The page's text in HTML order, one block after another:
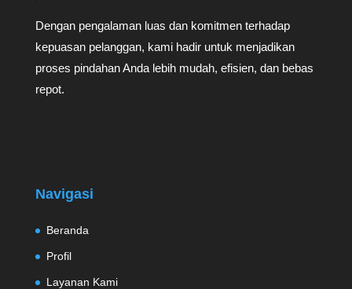
Dengan pengalaman luas dan komitmen terhadap
kepuasan pelanggan, kami hadir untuk menjadikan
proses pindahan Anda lebih mudah, efisien, dan bebas
repot.
Navigasi
Beranda
Profil
Layanan Kami